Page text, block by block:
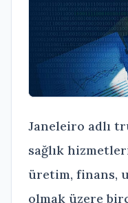
Janeleiro adlı
sağlık
üretim, finans,
olmak üzere